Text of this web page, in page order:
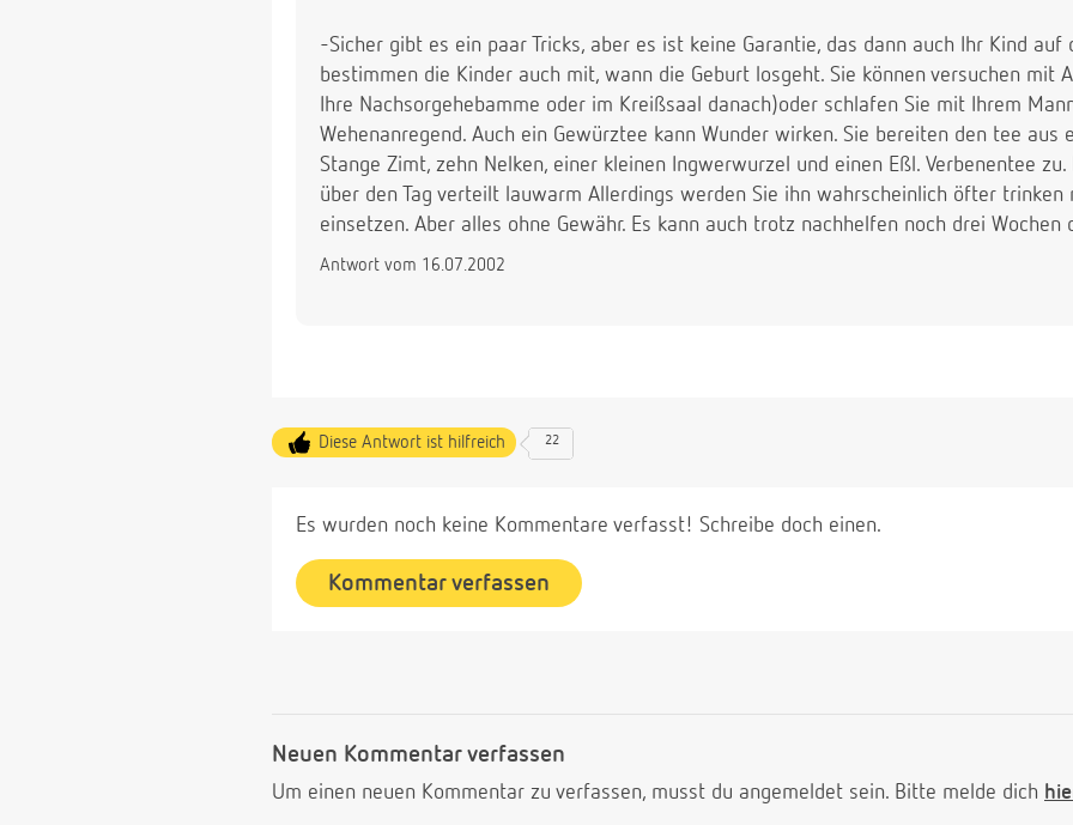
-Sicher gibt es ein paar Tricks, aber es ist keine Garantie, das dann auch Ihr Kind
bestimmen die Kinder auch mit, wann die Geburt losgeht. Sie können versuchen mit
Ihre Nachsorgehebamme oder im Kreißsaal danach)oder schlafen Sie mit Ihrem
Wehenanregend. Auch ein Gewürztee kann Wunder wirken. Sie bereiten den tee aus
Stange Zimt, zehn Nelken, einer kleinen Ingwerwurzel und einen Eßl. Verbenentee
über den Tag verteilt lauwarm Allerdings werden Sie ihn wahrscheinlich öfter trinken
einsetzen. Aber alles ohne Gewähr. Es kann auch trotz nachhelfen noch drei Wochen
Antwort vom 16.07.2002
Diese Antwort ist hilfreich 22
Es wurden noch keine Kommentare verfasst! Schreibe doch einen.
Kommentar verfassen
Neuen Kommentar verfassen
Um einen neuen Kommentar zu verfassen, musst du angemeldet sein. Bitte melde dich